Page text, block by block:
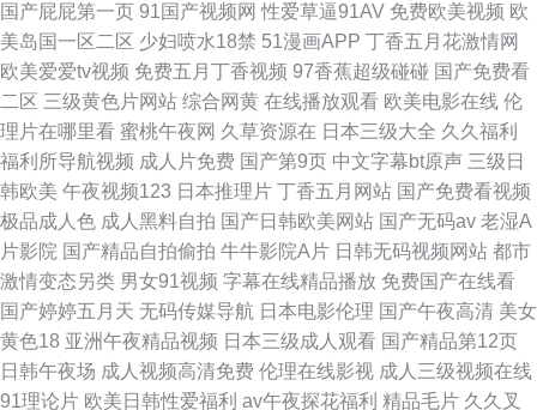
国产屁屁第一页 91国产视频网 性爱草逼91AV 免费欧美视频 欧
美岛国一区二区 少妇喷水18禁 51漫画APP 丁香五月花激情网
欧美爱爱tv视频 免费五月丁香视频 97香蕉超级碰碰 国产免费看
二区 三级黄色片网站 综合网黄 在线播放观看 欧美电影在线 伦
理片在哪里看 蜜桃午夜网 久草资源在 日本三级大全 久久福利
福利所导航视频 成人片免费 国产第9页 中文字幕bt原声 三级日
韩欧美 午夜视频123 日本推理片 丁香五月网站 国产免费看视频
极品成人色 成人黑料自拍 国产日韩欧美网站 国产无码av 老湿A
片影院 国产精品自拍偷拍 牛牛影院A片 日韩无码视频网站 都市
激情变态另类 男女91视频 字幕在线精品播放 免费国产在线看
国产婷婷五月天 无码传媒导航 日本电影伦理 国产午夜高清 美女
黄色18 亚洲午夜精品视频 日本三级成人观看 国产精品第12页
日韩午夜场 成人视频高清免费 伦理在线影视 成人三级视频在线
91理论片 欧美日韩性爱福利 av午夜探花福利 精品毛片 久久叉